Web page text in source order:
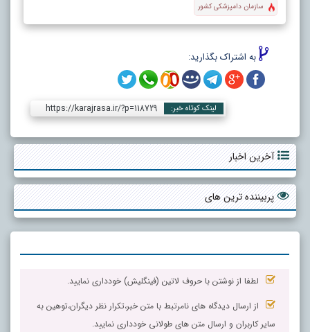
سازمان دامپزشکی کشور
به اشتراک بگذارید:
لینک کوتاه خبر: https://karajrasa.ir/?p=118729
آخرین اخبار
پربیننده ترین های
لطفا از نوشتن با حروف لاتین (فینگلیش) خودداری نمایید.
از ارسال دیدگاه های نامرتبط با متن خبر،تکرار نظر دیگران،توهین به
سایر کاربران و ارسال متن های طولانی خودداری نمایید.